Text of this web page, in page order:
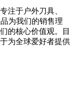
注于户外刀具、
为我们的销售理
的核心价值观。目
为全球爱好者提供